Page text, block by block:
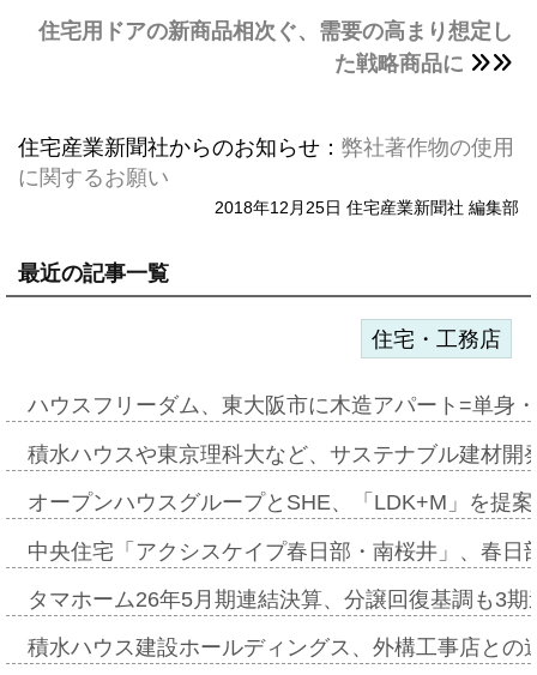
住宅用ドアの新商品相次ぐ、需要の高まり想定し
た戦略商品に
住宅産業新聞社からのお知らせ： 弊社著作物の使用
に関するお願い
2018年12月25日 住宅産業新聞社 編集部
最近の記事一覧
住宅・工務店
ハウスフリーダム、東大阪市に木造アパート=単身
積水ハウスや東京理科大など、サステナブル建材
オープンハウスグループとSHE、「LDK+M」を提
中央住宅「アクシスケイプ春日部・南桜井」、春
タマホーム26年5月期連結決算、分譲回復基調も3
積水ハウス建設ホールディングス、外構工事店と